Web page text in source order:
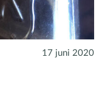
17 juni 2020